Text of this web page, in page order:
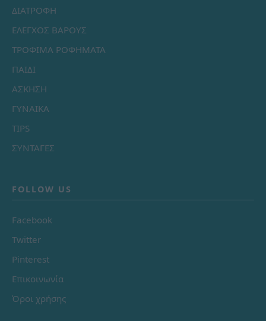
ΔΙΑΤΡΟΦΗ
ΕΛΕΓΧΟΣ ΒΑΡΟΥΣ
ΤΡΟΦΙΜΑ ΡΟΦΗΜΑΤΑ
ΠΑΙΔΙ
ΑΣΚΗΣΗ
ΓΥΝΑΙΚΑ
TIPS
ΣΥΝΤΑΓΕΣ
FOLLOW US
Facebook
Twitter
Pinterest
Επικοινωνία
Όροι χρήσης